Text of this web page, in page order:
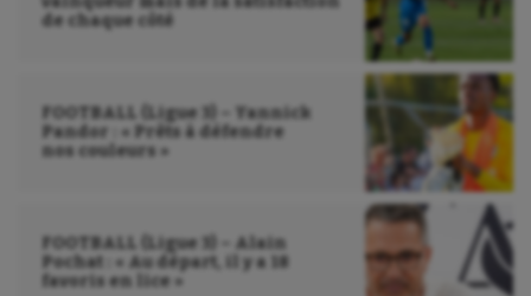
de chaque côté
FOOTBALL (Ligue 3) – Yannick
Pandor : « Prêts à défendre
nos couleurs »
FOOTBALL (Ligue 3) – Alain
Pochat : « Au départ, il y a 18
favoris en lice »